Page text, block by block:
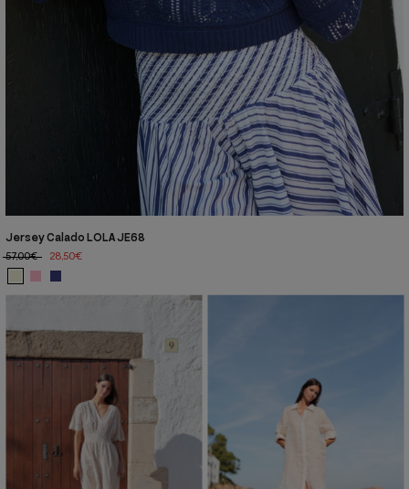
Jersey Calado LOLA JE68
57,00€
28,50€